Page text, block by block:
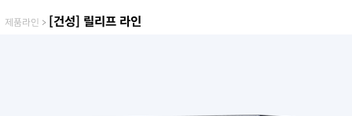
제품라인 > [건성] 릴리프 라인